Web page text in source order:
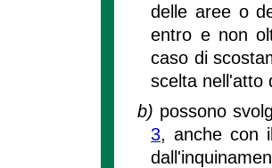
delle aree o
entro e non
caso di
scelta nell'atto
b) possono
3, anche con